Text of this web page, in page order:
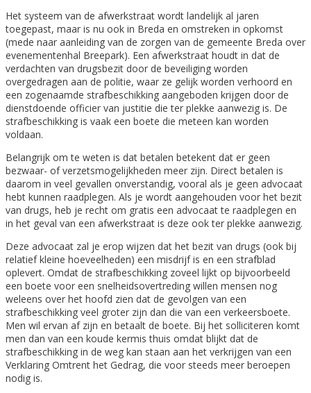
Het systeem van de afwerkstraat wordt landelijk al jaren
toegepast, maar is nu ook in Breda en omstreken in opkomst
(mede naar aanleiding van de zorgen van de gemeente Breda over
evenementenhal Breepark). Een afwerkstraat houdt in dat de
verdachten van drugsbezit door de beveiliging worden
overgedragen aan de politie, waar ze gelijk worden verhoord en
een zogenaamde strafbeschikking aangeboden krijgen door de
dienstdoende officier van justitie die ter plekke aanwezig is. De
strafbeschikking is vaak een boete die meteen kan worden
voldaan.
Belangrijk om te weten is dat betalen betekent dat er geen
bezwaar- of verzetsmogelijkheden meer zijn. Direct betalen is
daarom in veel gevallen onverstandig, vooral als je geen advocaat
hebt kunnen raadplegen. Als je wordt aangehouden voor het bezit
van drugs, heb je recht om gratis een advocaat te raadplegen en
in het geval van een afwerkstraat is deze ook ter plekke aanwezig.
Deze advocaat zal je erop wijzen dat het bezit van drugs (ook bij
relatief kleine hoeveelheden) een misdrijf is en een strafblad
oplevert. Omdat de strafbeschikking zoveel lijkt op bijvoorbeeld
een boete voor een snelheidsovertreding willen mensen nog
weleens over het hoofd zien dat de gevolgen van een
strafbeschikking veel groter zijn dan die van een verkeersboete.
Men wil ervan af zijn en betaalt de boete. Bij het solliciteren komt
men dan van een koude kermis thuis omdat blijkt dat de
strafbeschikking in de weg kan staan aan het verkrijgen van een
Verklaring Omtrent het Gedrag, die voor steeds meer beroepen
nodig is.